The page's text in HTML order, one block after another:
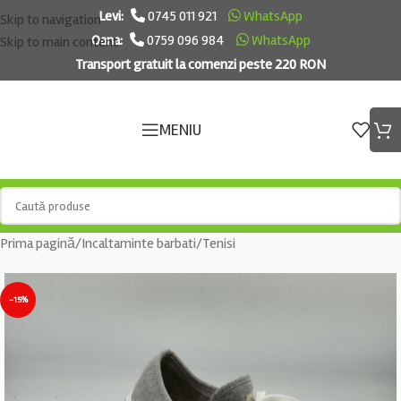
Skip to navigation
Skip to main content
Levi: 0745 011 921
WhatsApp
Oana:
0759 096 984
WhatsApp
Transport gratuit la comenzi peste 220 RON
MENIU
Prima pagină/Incaltaminte barbati/Tenisi
-15%